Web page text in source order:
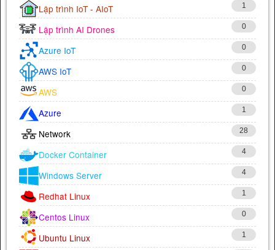
Lập trình IoT - AIoT 1
Lập trình AI Drones 0
Azure IoT 0
AWS IoT 0
AWS 0
Azure 1
Network 28
Docker Container 4
Windows Server 4
Redhat Linux 1
Centos Linux 0
Ubuntu Linux 1